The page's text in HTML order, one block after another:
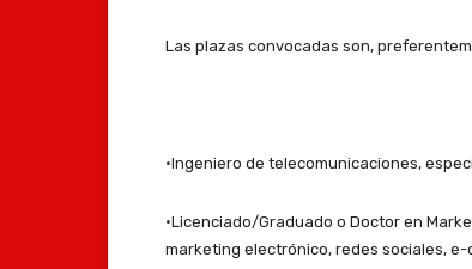
Las plazas convocadas son,
·Ingeniero de telecomunicaciones,
·Licenciado/Graduado o Doctor en
marketing electrónico, redes sociales, e-